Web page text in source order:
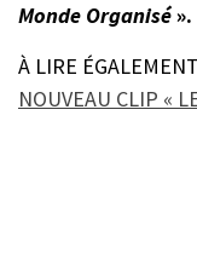
Monde Organisé».
À LIRE
NOUVEAU CLIP «